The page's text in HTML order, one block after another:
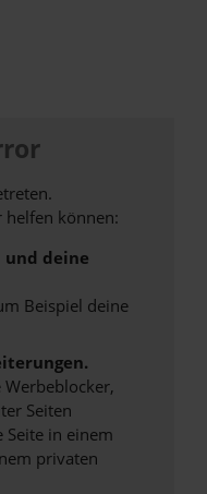
helfen können:
deine
Beispiel deine
Seiten
in einem
privaten